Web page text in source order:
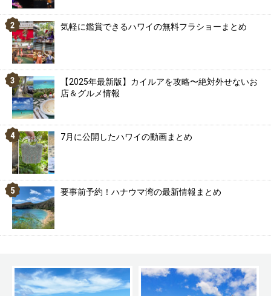
気軽に鑑賞できるハワイの無料フラショーまとめ
【2025年最新版】カイルアを攻略〜絶対外せないお
店＆グルメ情報
7月に公開したハワイの動画まとめ
要事前予約！ハナウマ湾の最新情報まとめ